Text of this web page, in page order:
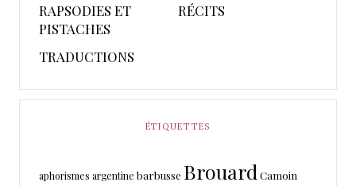
RAPSODIES ET
PISTACHES
RÉCITS
TRADUCTIONS
ÉTIQUETTES
aphorismes argentine barbusse Brouard Camoin